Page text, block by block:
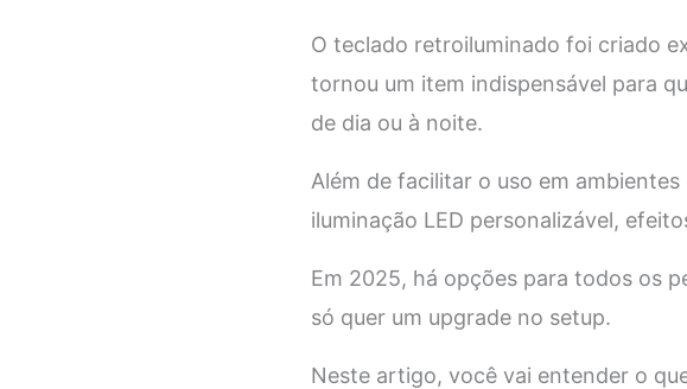
O teclado retroiluminado foi criado
tornou um item indispensável para
de dia ou à noite.
Além de facilitar o uso em
iluminação LED personalizável,
Em 2025, há opções para todos os
só quer um upgrade no setup.
Neste artigo, você vai entender o